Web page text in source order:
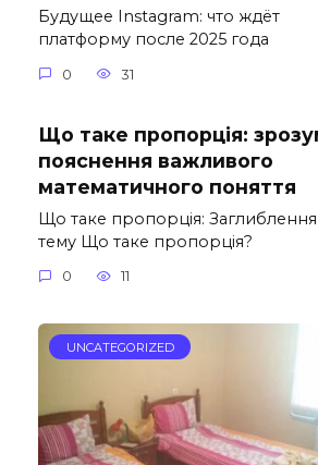
Будущее Instagram: что ждёт
платформу после 2025 года
0 31
Що таке пропорція:
пояснення важливого
математичного поняття
Що таке пропорція:
тему Що таке пропорція?
0 11
UNCATEGORIZED